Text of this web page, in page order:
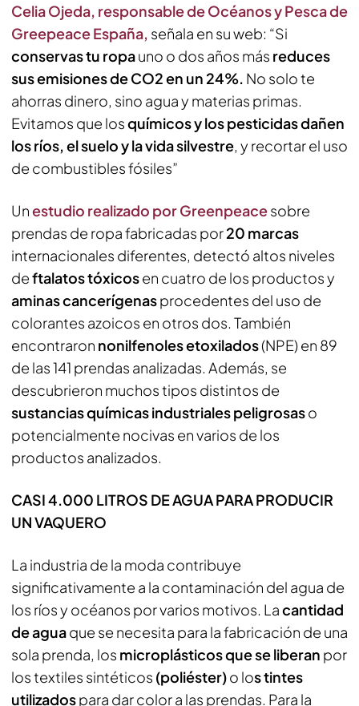
Celia Ojeda, responsable de Océanos y Pesca de
Greepeace España, señala en su web: “Si
conservas tu ropauno o dos años más reduces
sus emisiones de CO2 en un 24%. No solo te
ahorras dinero, sino agua y materias primas.
Evitamos que losquímicos y los pesticidas dañen
los ríos, el suelo y la vida silvestre, y recortar el uso
de combustibles fósiles”
Unestudio realizado por Greenpeacesobre
prendas de ropa fabricadas por20 marcas
internacionales diferentes, detectó altos niveles
deftalatos tóxicosen cuatro de los productos y
aminas cancerígenasprocedentes del uso de
colorantes azoicos en otros dos. También
encontraron nonilfenoles etoxilados(NPE) en 89
de las 141 prendas analizadas. Además, se
descubrieron muchos tipos distintos de
sustancias químicas industriales peligrosaso
potencialmente nocivas en varios de los
productos analizados.
CASI 4.000 LITROS DE AGUA PARA PRODUCIR
UN VAQUERO
La industria de la moda contribuye
significativamente a la contaminación del agua de
los ríos y océanos por varios motivos. Lacantidad
de aguaque se necesita para la fabricación de una
sola prenda, los microplásticos que se liberan por
los textiles sintéticos (poliéster)o los tintes
utilizadospara dar color a las prendas. Para la